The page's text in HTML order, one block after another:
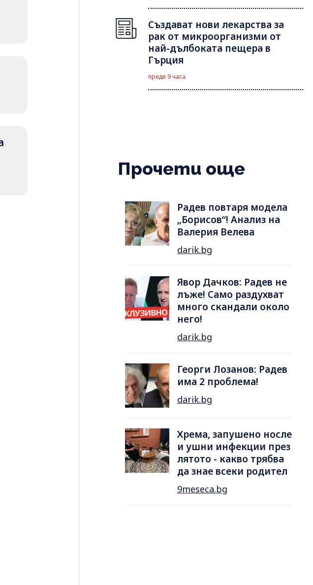
Създават нови лекарства за
рак от микроорганизми от
най-дълбоката пещера в
Гърция
преди 9 часа
Прочети още
Радев повтаря модела
„Борисов“! Анализ на
Валерия Велева
darik.bg
Явор Дачков: Радев не
лъже! Само раздухват
много скандали около
него!
darik.bg
Георги Лозанов: Радев
има 2 проблема!
darik.bg
Хрема, запушено носле
и ушни инфекции през
лятотo - какво трябва
да знае всеки родител
9meseca.bg